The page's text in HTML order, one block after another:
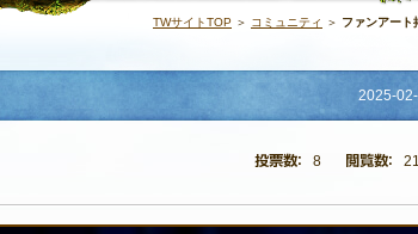
TWサイトTOP ＞ コミュニティ ＞ ファンアート
2025-
8